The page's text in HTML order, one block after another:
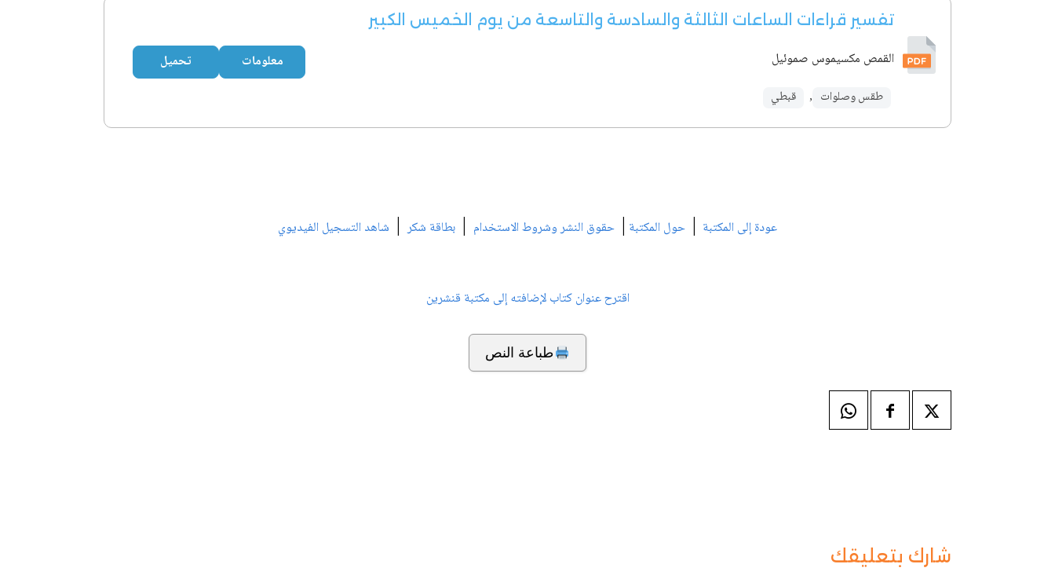
تفسير قراءات الساعات الثالثة والسادسة والتاسعة من يوم الخميس الكبير
القمص مكسيموس صموئيل
طقس وصلوات , قبطي
معلومات تحميل
عودة إلى المكتبة | حول المكتبة | حقوق النشر وشروط الاستخدام | بطاقة شكر| شاهد التسجيل الفيديوي
اقترح عنوان كتاب لإضافته إلى مكتبة قنشرين
طباعة النص
شارك بتعليقك